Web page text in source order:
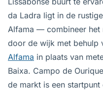
da Ladra ligt in de
Alfama — combineer het
door de wijk met behulp
Alfama in plaats van
Baixa. Campo de
de markt is een